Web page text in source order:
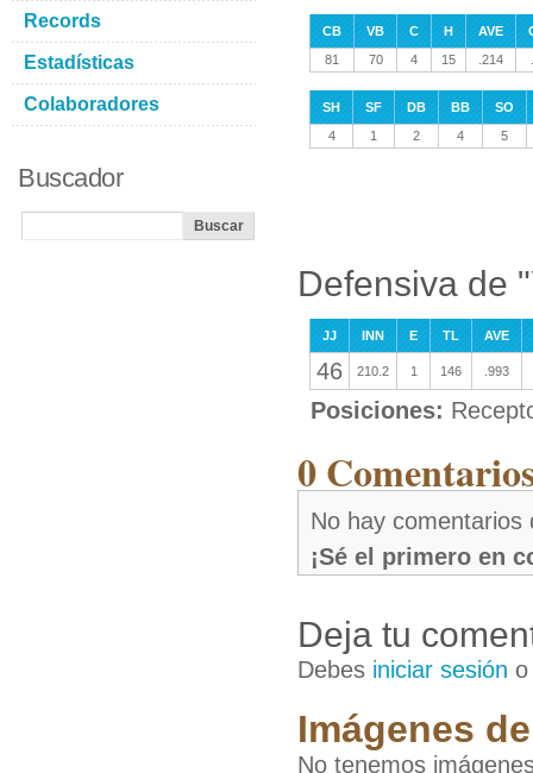
CB VB C H AVE
81
70 4 15 .214
SH SF DB BB
SO
4
1 2 4 5
Defensiva de
JJ INN E TL AVE
46 210.2 1 146 .993
Posiciones:
0
No hay comentarios
¡Sé el primero en
Deja tu
Debes iniciar sesión
Imágenes
No tenemos
Records
Estadísticas
Colaboradores
Buscador